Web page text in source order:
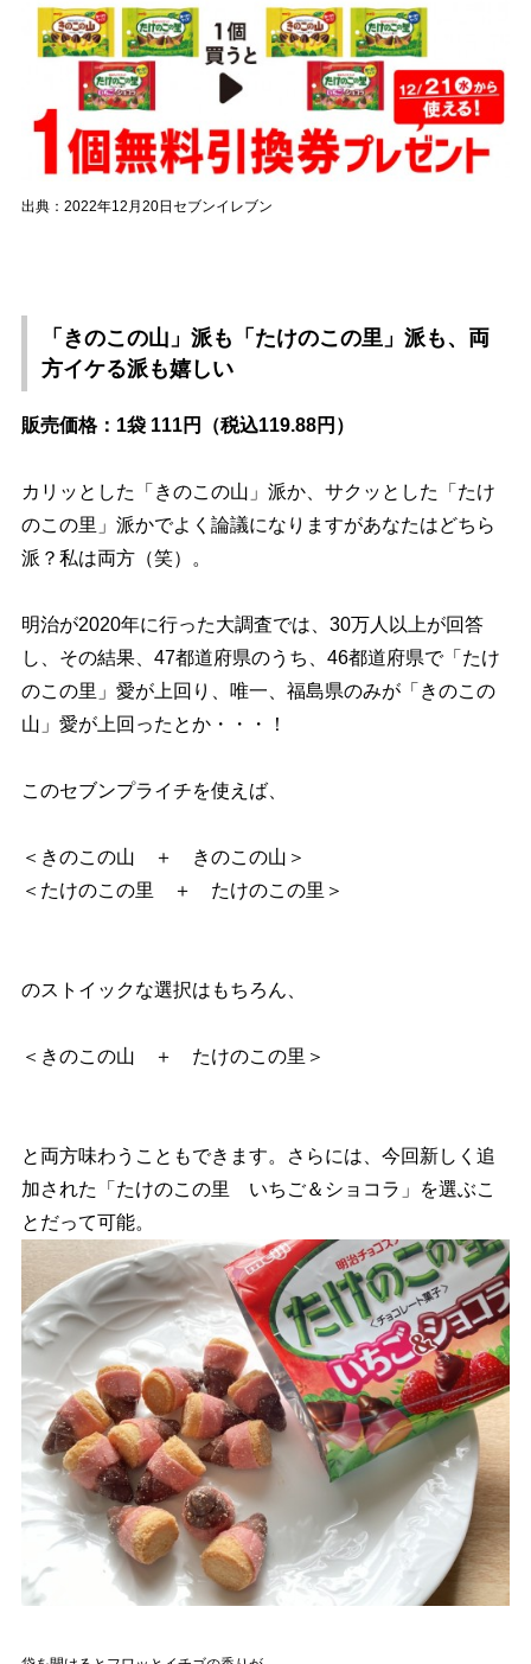
出典：2022年12月20日セブンイレブン
「きのこの山」派も「たけのこの里」派も、両
方イケる派も嬉しい
販売価格：1袋 111円（税込119.88円）
カリッとした「きのこの山」派か、サクッとした「たけ
のこの里」派かでよく論議になりますがあなたはどちら
派？私は両方（笑）。
明治が2020年に行った大調査では、30万人以上が回答
し、その結果、47都道府県のうち、46都道府県で「たけ
のこの里」愛が上回り、唯一、福島県のみが「きのこの
山」愛が上回ったとか・・・！
このセブンプライチを使えば、
＜きのこの山 ＋ きのこの山＞
＜たけのこの里 ＋ たけのこの里＞
のストイックな選択はもちろん、
＜きのこの山 ＋ たけのこの里＞
と両方味わうこともできます。さらには、今回新しく追
加された「たけのこの里 いちご＆ショコラ」を選ぶこ
とだって可能。